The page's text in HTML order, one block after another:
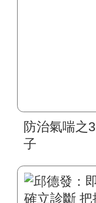
防治氣喘之
子